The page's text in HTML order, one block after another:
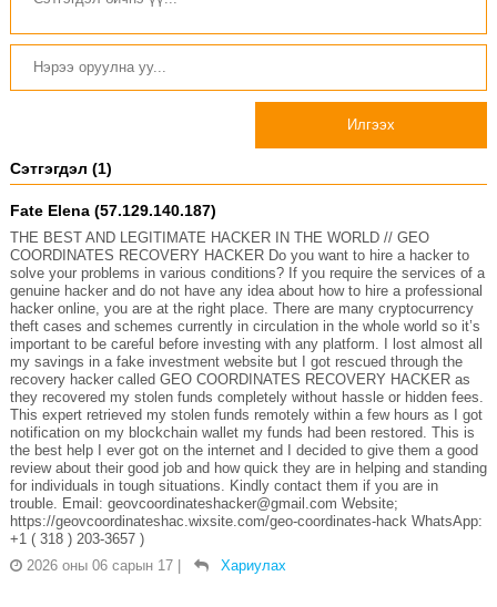
Илгээх
Сэтгэгдэл (1)
Fate Elena (57.129.140.187)
THE BEST AND LEGITIMATE HACKER IN THE WORLD // GEO
COORDINATES RECOVERY HACKER Do you want to hire a hacker to
solve your problems in various conditions? If you require the services of a
genuine hacker and do not have any idea about how to hire a professional
hacker online, you are at the right place. There are many cryptocurrency
theft cases and schemes currently in circulation in the whole world so it’s
important to be careful before investing with any platform. I lost almost all
my savings in a fake investment website but I got rescued through the
recovery hacker called GEO COORDINATES RECOVERY HACKER as
they recovered my stolen funds completely without hassle or hidden fees.
This expert retrieved my stolen funds remotely within a few hours as I got
notification on my blockchain wallet my funds had been restored. This is
the best help I ever got on the internet and I decided to give them a good
review about their good job and how quick they are in helping and standing
for individuals in tough situations. Kindly contact them if you are in
trouble. Email: geovcoordinateshacker@gmail.com Website;
https://geovcoordinateshac.wixsite.com/geo-coordinates-hack WhatsApp:
+1 ( 318 ) 203-3657 )
2026 оны 06 сарын 17
Хариулах